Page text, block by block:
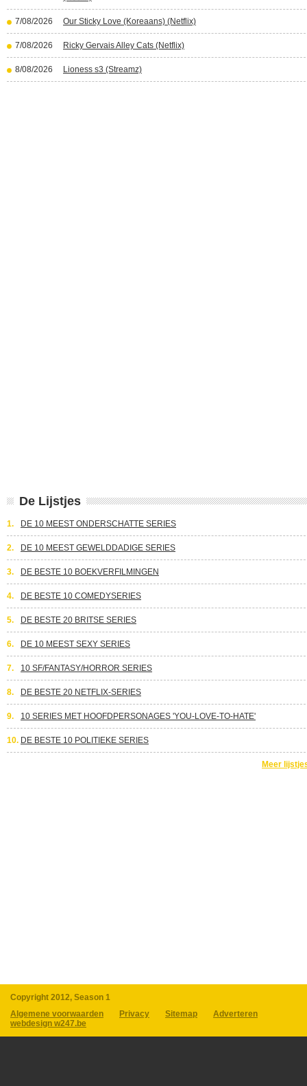
7/08/2026 Our Sticky Love (Koreaans) (Netflix)
7/08/2026 Ricky Gervais Alley Cats (Netflix)
8/08/2026 Lioness s3 (Streamz)
De Lijstjes
1. DE 10 MEEST ONDERSCHATTE SERIES
2. DE 10 MEEST GEWELDDADIGE SERIES
3. DE BESTE 10 BOEKVERFILMINGEN
4. DE BESTE 10 COMEDYSERIES
5. DE BESTE 20 BRITSE SERIES
6. DE 10 MEEST SEXY SERIES
7. 10 SF/FANTASY/HORROR SERIES
8. DE BESTE 20 NETFLIX-SERIES
9. 10 SERIES MET HOOFDPERSONAGES 'YOU-LOVE-TO-HATE'
10. DE BESTE 10 POLITIEKE SERIES
Meer
Copyright 2012, Season 1
Algemene voorwaarden
Privacy Sitemap
Adverteren
webdesign w247.be